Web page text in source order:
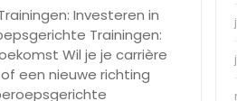
Investeren in
Trainingen:
Wil je je carrière
een nieuwe richting